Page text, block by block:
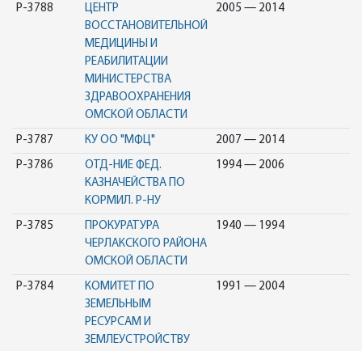
Р-3788
ЦЕНТР
ВОССТАНОВИТЕЛЬНОЙ
МЕДИЦИНЫ И
РЕАБИЛИТАЦИИ
МИНИСТЕРСТВА
ЗДРАВООХРАНЕНИЯ
ОМСКОЙ ОБЛАСТИ
2005 — 2014
Р-3787 КУ ОО "МФЦ" 2007 — 2014
Р-3786
ОТД-НИЕ ФЕД.
КАЗНАЧЕЙСТВА ПО
КОРМИЛ. Р-НУ
1994 — 2006
Р-3785
ПРОКУРАТУРА
ЧЕРЛАКСКОГО РАЙОНА
ОМСКОЙ ОБЛАСТИ
1940 — 1994
Р-3784
КОМИТЕТ ПО
ЗЕМЕЛЬНЫМ
РЕСУРСАМ И
ЗЕМЛЕУСТРОЙСТВУ
1991 — 2004